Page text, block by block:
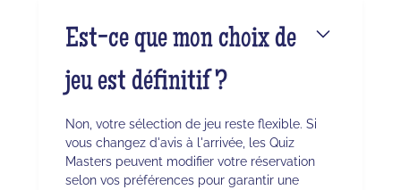
Est-ce que mon choix de
jeu est définitif ?
Non, votre sélection de jeu reste flexible. Si
vous changez d'avis à l'arrivée, les Quiz
Masters peuvent modifier votre réservation
selon vos préférences pour garantir une